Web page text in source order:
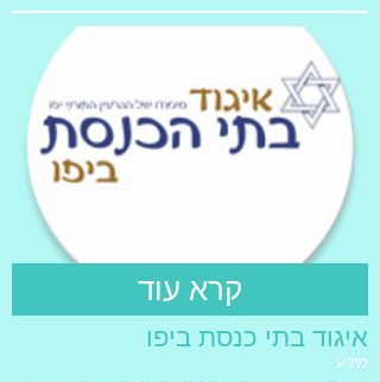
קרא עוד
איגוד בתי כנסת ביפו
מידע